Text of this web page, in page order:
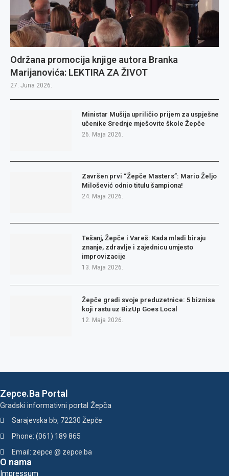
Održana promocija knjige autora Branka
Marijanovića: LEKTIRA ZA ŽIVOT
27. Juna 2026.
Ministar Mušija upriličio prijem za uspješne
učenike Srednje mješovite škole Žepče
26. Maja 2026.
Završen prvi “Žepče Masters”: Mario Željo
Milošević odnio titulu šampiona!
24. Maja 2026.
Tešanj, Žepče i Vareš: Kada mladi biraju
znanje, zdravlje i zajednicu umjesto
improvizacije
13. Maja 2026.
Žepče gradi svoje preduzetnice: 5 biznisa
koji rastu uz BizUp Goes Local
12. Maja 2026.
Zepce.Ba Portal
Gradski informativni portal Žepča
Sarajevska bb, 72230 Žepče
Phone: (061) 189 865
Email: zepce @ zepce.ba
O nama
Impressum